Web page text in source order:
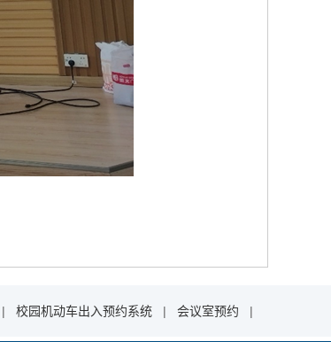
| 校园机动车出入预约系统 | 会议室预约 |